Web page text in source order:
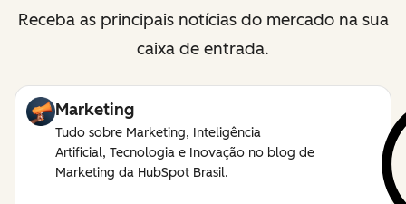
Receba as principais notícias do mercado na sua
caixa de entrada.
Marketing
Tudo sobre Marketing, Inteligência
Artificial, Tecnologia e Inovação no blog de
Marketing da HubSpot Brasil.